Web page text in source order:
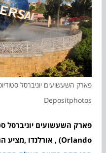
פארק השעשועים יוניברסל
Depositphotos
Orlando) , אורלנדו ,מציע החל מחודש יוני השנה,